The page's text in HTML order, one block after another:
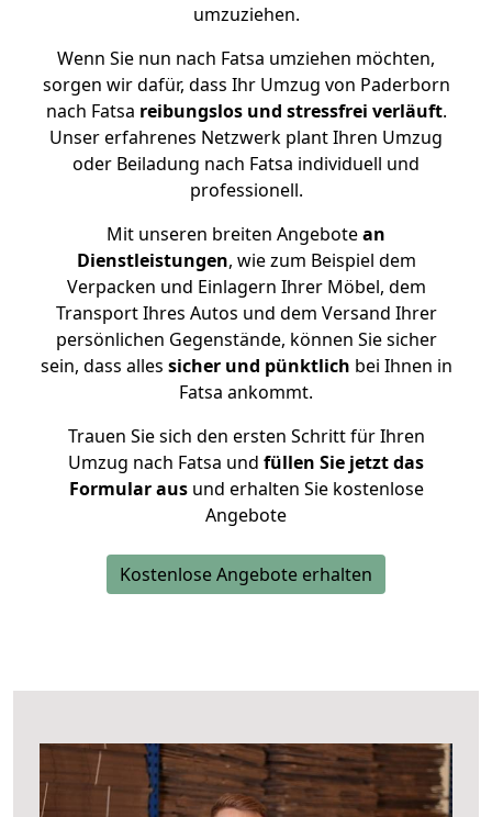
umzuziehen.
Wenn Sie nun nach Fatsa umziehen möchten,
sorgen wir dafür, dass Ihr Umzug von Paderborn
nach Fatsa reibungslos und stressfrei verläuft.
Unser erfahrenes Netzwerk plant Ihren Umzug
oder Beiladung nach Fatsa individuell und
professionell.
Mit unseren breiten Angebotean
Dienstleistungen, wie zum Beispiel dem
Verpacken und Einlagern Ihrer Möbel, dem
Transport Ihres Autos und dem Versand Ihrer
persönlichen Gegenstände, können Sie sicher
sein, dass alles sicher und pünktlich bei Ihnen in
Fatsa ankommt.
Trauen Sie sich den ersten Schritt für Ihren
Umzug nach Fatsa und füllen Sie jetzt das
Formular ausund erhalten Sie kostenlose
Angebote
Kostenlose Angebote erhalten